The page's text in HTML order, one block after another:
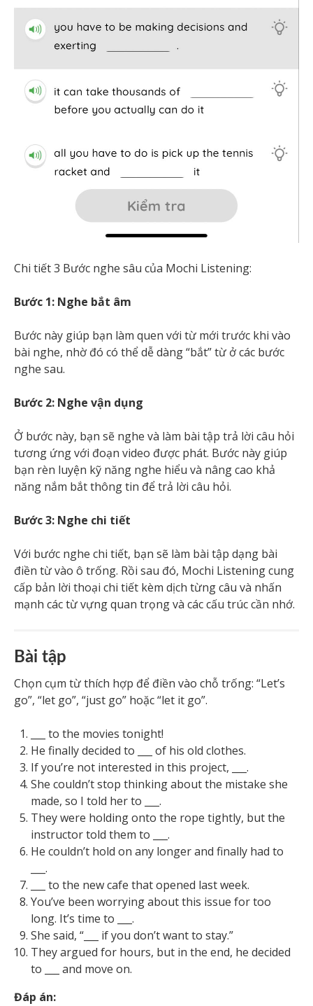
Chi tiết 3 Bước nghe sâu của Mochi Listening:
Bước 1: Nghe bắt âm
Bước này giúp bạn làm quen với từ mới trước khi vào
bài nghe, nhờ đó có thể dễ dàng “bắt” từ ở các bước
nghe sau.
Bước 2: Nghe vận dụng
Ở bước này, bạn sẽ nghe và làm bài tập trả lời câu hỏi
tương ứng với đoạn video được phát. Bước này giúp
bạn rèn luyện kỹ năng nghe hiểu và nâng cao khả
năng nắm bắt thông tin để trả lời câu hỏi.
Bước 3: Nghe chi tiết
Với bước nghe chi tiết, bạn sẽ làm bài tập dạng bài
điền từ vào ô trống. Rồi sau đó, Mochi Listening cung
cấp bản lời thoại chi tiết kèm dịch từng câu và nhấn
mạnh các từ vựng quan trọng và các cấu trúc cần nhớ.
Bài tập
Chọn cụm từ thích hợp để điền vào chỗ trống: “Let’s
go”, “let go”, “just go” hoặc “let it go”.
___ to the movies tonight!
He finally decided to ___ of his old clothes.
If you’re not interested in this project, ___.
She couldn’t stop thinking about the mistake she
made, so I told her to ___.
They were holding onto the rope tightly, but the
instructor told them to ___.
He couldn’t hold on any longer and finally had to
___.
___ to the new cafe that opened last week.
You’ve been worrying about this issue for too
long. It’s time to ___.
She said, “___ if you don’t want to stay.”
They argued for hours, but in the end, he decided
to ___ and move on.
Đáp án: